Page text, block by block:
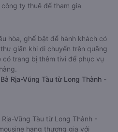
ty thuê để tham gia
hòa, ghế bật để hành khách có
giãn khi di chuyển trên quãng
có trang bị thêm tivi để phục vụ
Rịa-Vũng Tàu từ Long Thành -
Vũng Tàu từ Long Thành -
hạng thương gia với